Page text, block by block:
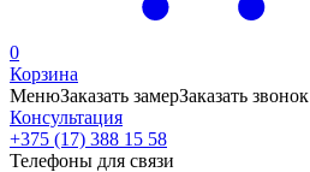
0
Корзина
МенюЗаказать замерЗаказать звонок
Консультация
+375 (17) 388 15 58
Телефоны для связи